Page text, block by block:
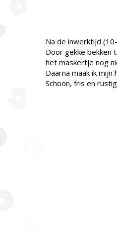
Na de inwerktijd
Door gekke bekken
het maskertje nog
Daarna maak ik
Schoon, fris en